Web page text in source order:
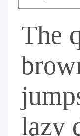
The
lazy